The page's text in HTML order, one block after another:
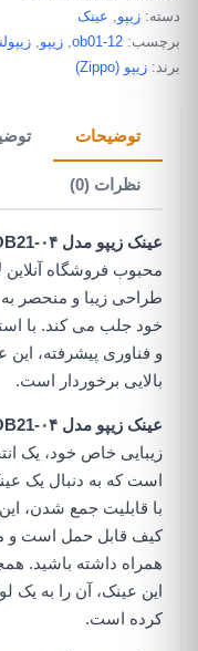
دسته: زیپو
عینک
برچسب: ob01-12 زیپو
برند: زیپو (Zippo)
توضیحات
نظرات (0)
عینک زیپو مدل OB21-۰۴
محبوب فروشگاه آنلاین
طراحی زیبا و منحصر
خود جلب می کند. با
و فناوری پیشرفته،
بالایی برخوردار است.
عینک زیپو مدل OB21-۰۴
زیبایی خاص خود، یک
است که به دنبال یک
با قابلیت جمع شدن،
کیف قابل حمل است و
همراه داشته باشید.
این عینک، آن را به یک
کرده است.